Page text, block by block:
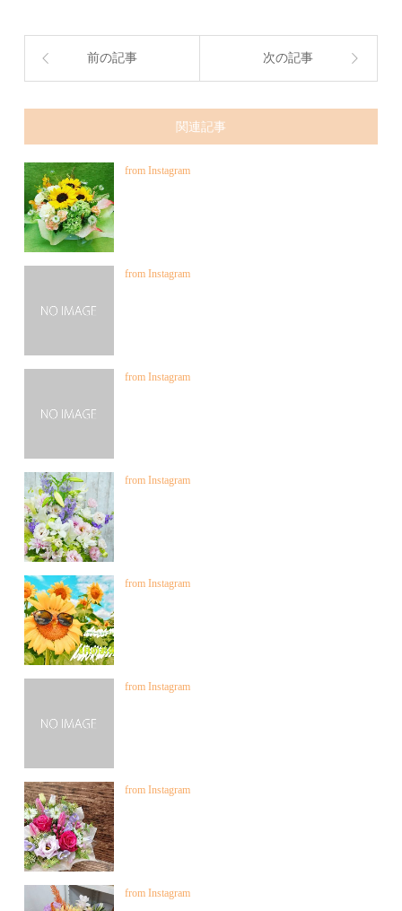
前の記事 次の記事
関連記事
from Instagram
from Instagram
from Instagram
from Instagram
from Instagram
from Instagram
from Instagram
from Instagram